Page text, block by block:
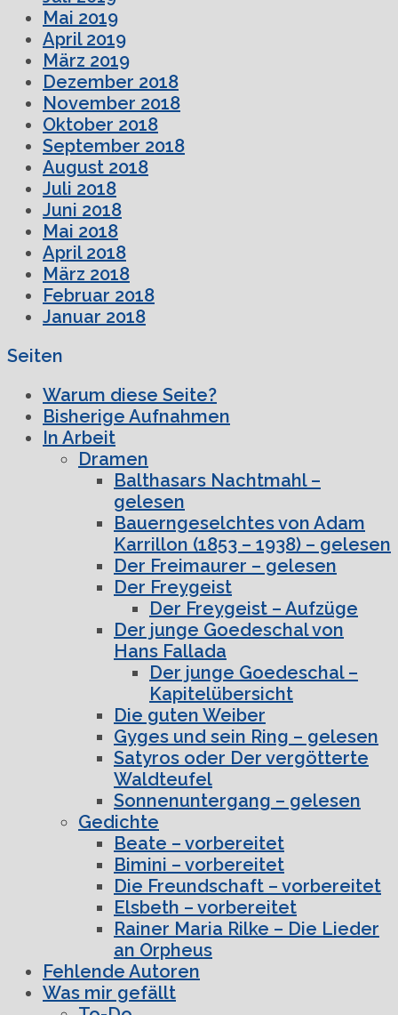
Mai 2019
April 2019
März 2019
Dezember 2018
November 2018
Oktober 2018
September 2018
August 2018
Juli 2018
Juni 2018
Mai 2018
April 2018
März 2018
Februar 2018
Januar 2018
Seiten
Warum diese Seite?
Bisherige Aufnahmen
In Arbeit
Dramen
Balthasars Nachtmahl –
gelesen
Bauerngeselchtes von Adam
Karrillon (1853 – 1938) – gelesen
Der Freimaurer – gelesen
Der Freygeist
Der Freygeist – Aufzüge
Der junge Goedeschal von
Hans Fallada
Der junge Goedeschal –
Kapitelübersicht
Die guten Weiber
Gyges und sein Ring – gelesen
Satyros oder Der vergötterte
Waldteufel
Sonnenuntergang – gelesen
Gedichte
Beate – vorbereitet
Bimini – vorbereitet
Die Freundschaft – vorbereitet
Elsbeth – vorbereitet
Rainer Maria Rilke – Die Lieder
an Orpheus
Fehlende Autoren
Was mir gefällt